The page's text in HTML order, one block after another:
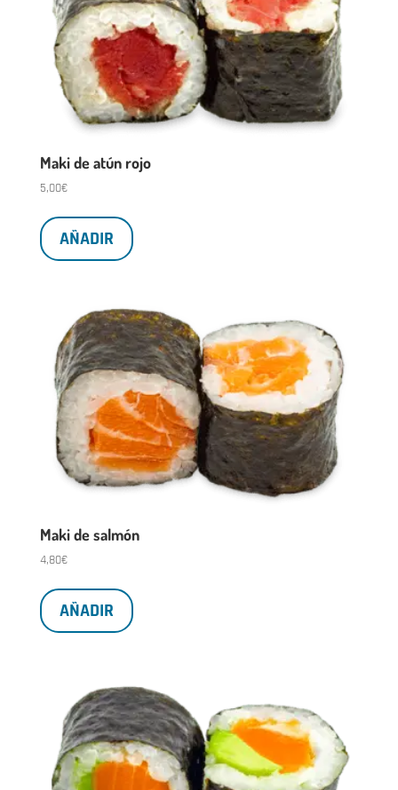
Maki de atún rojo
5,00€
AÑADIR
Maki de salmón
4,80€
AÑADIR